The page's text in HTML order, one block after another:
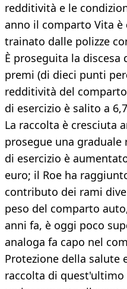
redditività e le
anno il comparto Vita è
trainato dalle polizze
È proseguita la
premi (di dieci punti
redditività del
di esercizio è salito a
La raccolta è cresciuta
prosegue una
di esercizio è
euro; il Roe ha
contributo dei rami
peso del comparto
anni fa, è oggi poco
analoga fa capo nel
Protezione della salute
raccolta di